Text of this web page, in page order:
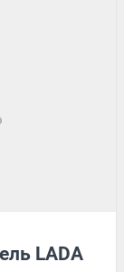
LADA